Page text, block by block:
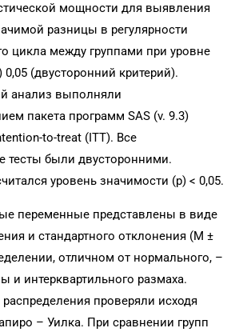
мощности для выявления
разницы в регулярности
цикла между группами при уровне
(двусторонний критерий).
анализ выполняли
пакета программ SAS (v. 9.3)
to-treat (ITT). Все
тесты были двусторонними.
уровень значимости (p) < 0,05.
переменные представлены в виде
и стандартного отклонения (M ±
отличном от нормального, –
и интерквартильного размаха.
проверяли исходя
– Уилка. При сравнении групп